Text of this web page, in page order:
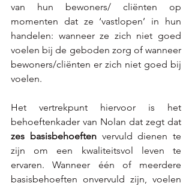
van hun bewoners/ cliënten op
momenten dat ze ‘vastlopen’ in hun
handelen: wanneer ze zich niet goed
voelen bij de geboden zorg of wanneer
bewoners/cliënten er zich niet goed bij
voelen.
Het vertrekpunt hiervoor is het
zes basisbehoeften vervuld dienen te
zijn om een kwaliteitsvol leven te
ervaren. Wanneer één of meerdere
basisbehoeften onvervuld zijn, voelen